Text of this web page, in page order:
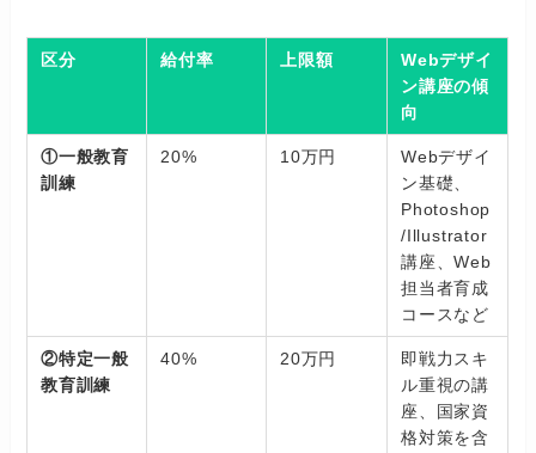
区分 給付率 上限額
Webデザイ
ン講座の傾
向
①一般教育
訓練
20% 10万円
Webデザイ
ン基礎、
Photoshop
/Illustrator
講座、Web
担当者育成
コースなど
②特定一般
教育訓練
40% 20万円
即戦力スキ
ル重視の講
座、国家資
格対策を含